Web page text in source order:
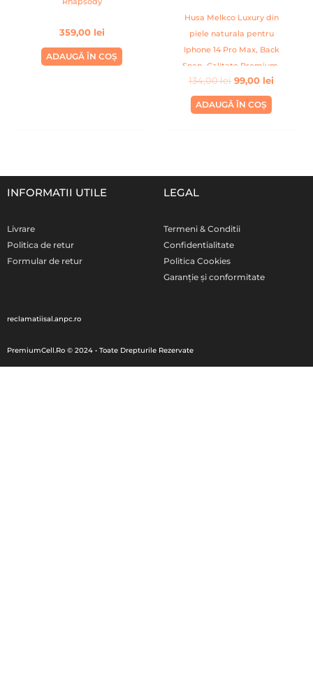
359,00 lei
ADAUGĂ ÎN COȘ
Husa Melkco Luxury din
piele naturala pentru
Iphone 14 Pro Max, Back
Snap, Calitate Premium,
Handmade, Albastru inchis
134,00lei 99,00 lei
ADAUGĂ ÎN COȘ
INFORMATII UTILE
Livrare
Politica de retur
Formular de retur
LEGAL
Termeni & Conditii
Confidentialitate
Politica Cookies
Garanție și conformitate
reclamatiisal.anpc.ro
PremiumCell.Ro © 2024 • Toate Drepturile Rezervate